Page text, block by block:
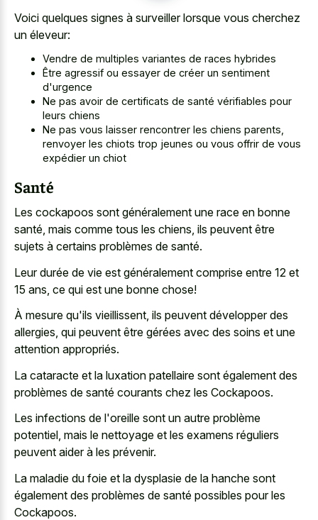
Voici quelques signes à surveiller lorsque vous cherchez
un éleveur:
Vendre de multiples variantes de races hybrides
Être agressif ou essayer de créer un sentiment
d'urgence
Ne pas avoir de certificats de santé vérifiables pour
leurs chiens
Ne pas vous laisser rencontrer les chiens parents,
renvoyer les chiots trop jeunes ou vous offrir de vous
expédier un chiot
Santé
Les cockapoos sont généralement une race en bonne
santé, mais comme tous les chiens, ils peuvent être
sujets à certains problèmes de santé.
Leur durée de vie est généralement comprise entre 12 et
15 ans, ce qui est une bonne chose!
À mesure qu'ils vieillissent, ils peuvent développer des
allergies, qui peuvent être gérées avec des soins et une
attention appropriés.
La cataracte et la luxation patellaire sont également des
problèmes de santé courants chez les Cockapoos.
Les infections de l'oreille sont un autre problème
potentiel, mais le nettoyage et les examens réguliers
peuvent aider à les prévenir.
La maladie du foie et la dysplasie de la hanche sont
également des problèmes de santé possibles pour les
Cockapoos.